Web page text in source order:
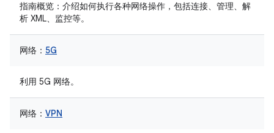
指南概览：介绍如何执行各种网络操作，包括连接、管理、解
析 XML、监控等。
网络： 5G
利用 5G 网络。
网络： VPN